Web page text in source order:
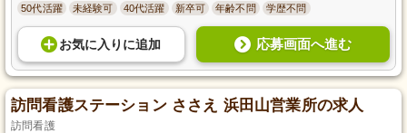
50代活躍 未経験可 40代活躍 新卒可 年齢不問 学歴不問
お気に入り に追加 応募画面へ進む
訪問看護ステーション ささえ 浜田山営業所の求人
訪問看護